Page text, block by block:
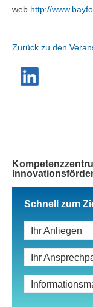
web http://
Zurück zu den
Schnell zum
Ihr Anliegen
Ihr